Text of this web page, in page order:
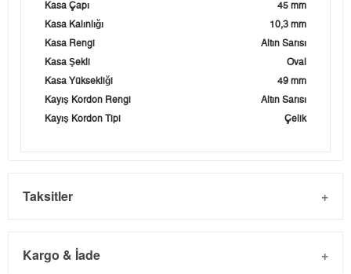
Kasa Çapı
45 mm
Kasa Kalınlığı
10,3 mm
Kasa Rengi
Altın Sarısı
Kasa Şekli
Oval
Kasa Yüksekliği
49 mm
Kayış Kordon Rengi
Altın Sarısı
Kayış Kordon Tipi
Çelik
Taksitler
Kargo & İade